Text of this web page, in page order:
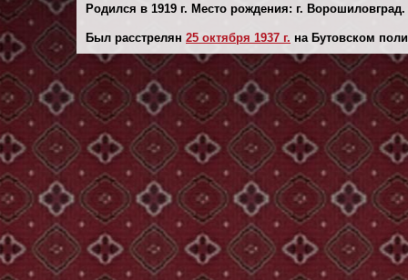
Родился в 1919 г. Место рождения: г. Ворошиловград.
Был расстрелян 25 октября 1937 г. на Бутовском